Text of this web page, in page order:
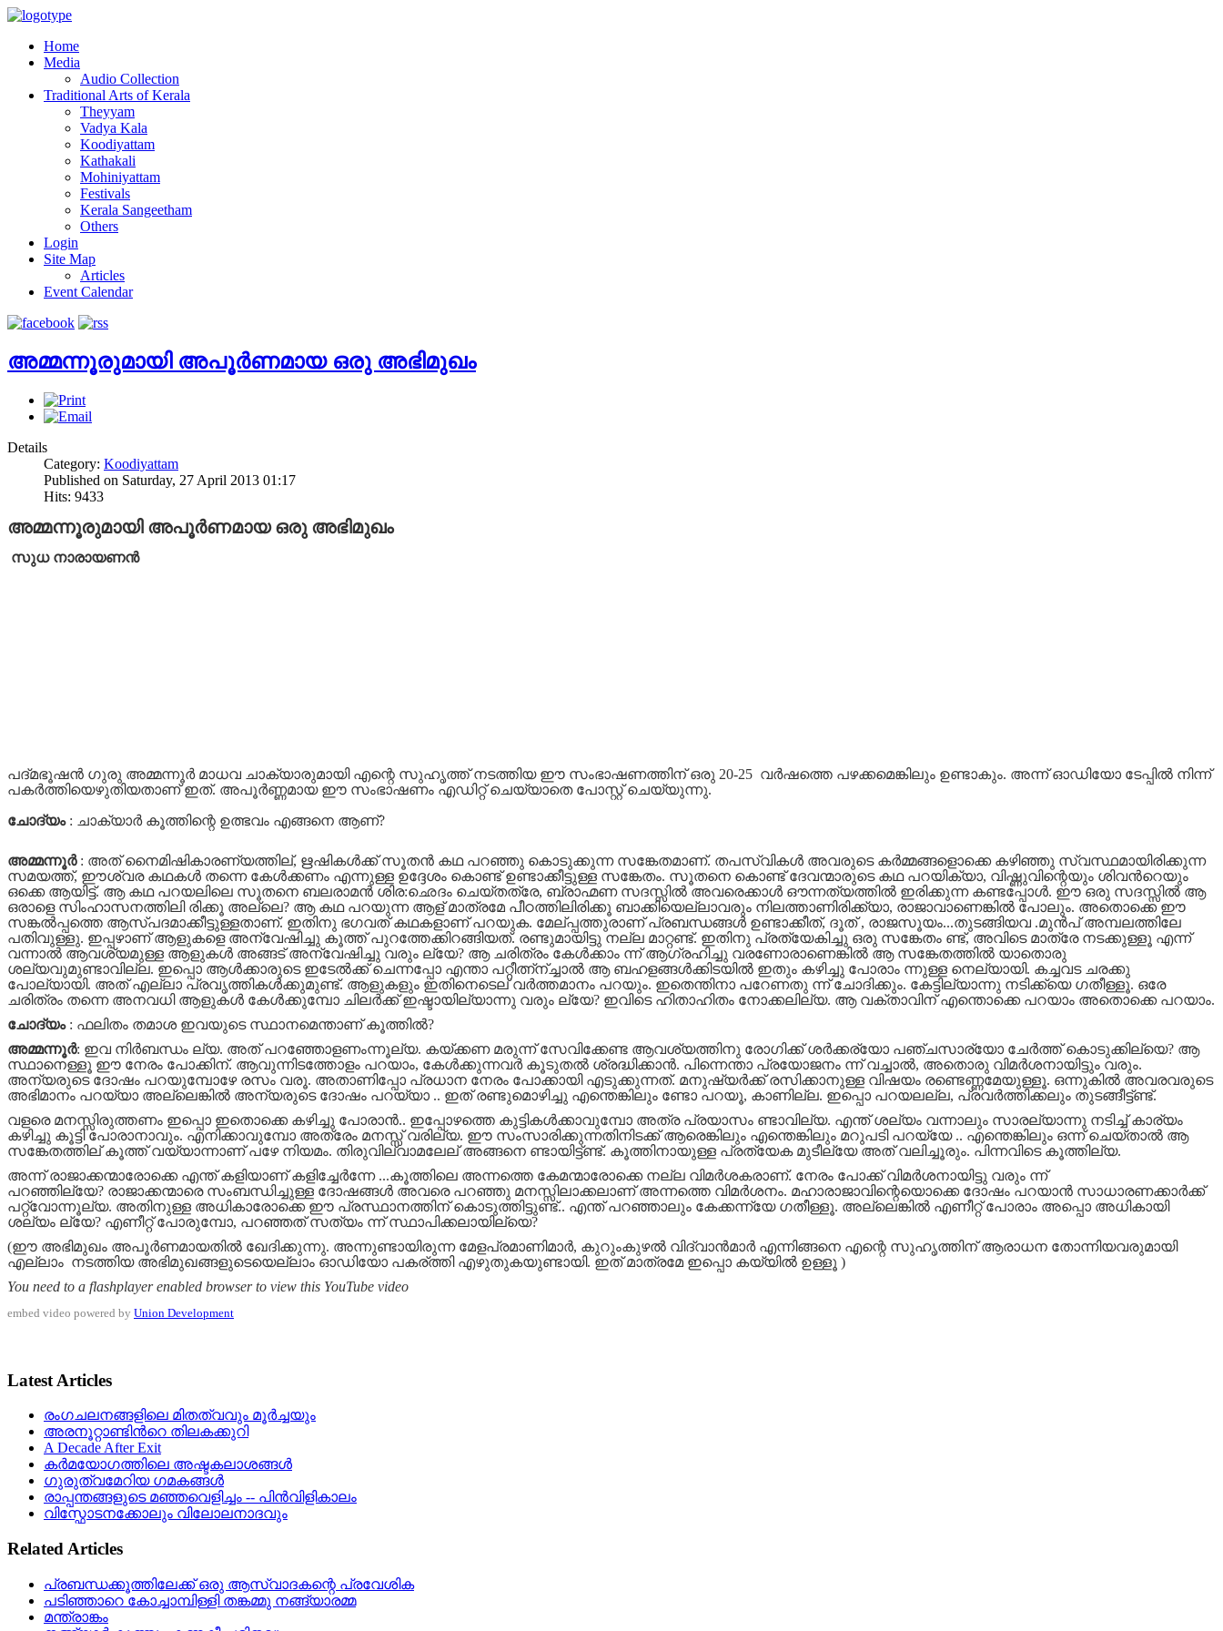
Home
Media
Audio Collection
Traditional Arts of Kerala
Theyyam
Vadya Kala
Koodiyattam
Kathakali
Mohiniyattam
Festivals
Kerala Sangeetham
Others
Login
Site Map
Articles
Event Calendar
അമ്മന്നൂരുമായി അപൂർണമായ ഒരു അഭിമുഖം
Details
Category: Koodiyattam
Published on Saturday, 27 April 2013 01:17
Hits: 9433
അമ്മന്നൂരുമായി അപൂർണമായ ഒരു അഭിമുഖം
സുധ നാരായണൻ
പദ്മഭൂഷൻ ഗുരു അമ്മന്നൂര്‍ മാധവ ചാക്യാരുമായി എന്റെ സുഹൃത്ത് നടത്തിയ ഈ സംഭാഷണത്തിന് ഒരു 20-25 വര്‍ഷത്തെ പഴക്കമെങ്കിലും ഉണ്ടാകും. അന്ന്ഓഡിയോ ടേപ്പില്‍ നിന്ന്
പകര്‍ത്തിയെഴുതിയതാണ് ഇത്. അപൂര്‍ണ്ണമായ ഈ സംഭാഷണം എഡിറ്റ്‌ ചെയ്യാതെ പോസ്റ്റ്‌ ചെയ്യുന്നു.
ചോദ്യം: ചാക്യാര്‍ കൂത്തിന്റെ ഉത്ഭവം എങ്ങനെ ആണ്?
അമ്മന്നൂർ: അത് നൈമിഷികാരണ്യത്തില്, ഋഷികള്‍ക്ക് സൂതന്‍ കഥ പറഞ്ഞു കൊടുക്കുന്ന സങ്കേതമാണ്. തപസ്വികള്‍ അവരുടെ കര്‍മ്മങ്ങളൊക്കെ കഴിഞ്ഞു സ്വസ്ഥമായിരിക്കുന്ന
സമയത്ത്, ഈശ്വര കഥകള്‍ തന്നെ കേള്‍ക്കണം എന്നുള്ള ഉദ്ദേശം കൊണ്ട് ഉണ്ടാക്കീട്ടുള്ള സങ്കേതം. സൂതനെ കൊണ്ട് ദേവന്മാരുടെ കഥ പറയിക്യാ, വിഷ്ണുവിന്റെയും ശിവന്‍റെയും
ഒക്കെ ആയിട്ട്. ആ കഥ പറയലിലെ സൂതനെ ബലരാമന്‍ ശിര:ഛെദം ചെയ്തത്രേ, ബ്രാഹ്മണ സദസ്സില്‍ അവരെക്കാള്‍ ഔന്നത്യത്തില്‍ ഇരിക്കുന്ന കണ്ടപ്പോള്‍. ഈ ഒരു സദസ്സില്‍ ആ
ഒരാളെ സിംഹാസനത്തിലി രിക്കൂ അല്ലെ? ആ കഥ പറയുന്ന ആള് മാത്രമേ പീഠത്തിലിരിക്കൂ ബാക്കിയെല്ലാവരും നിലത്താണിരിക്ക്യാ, രാജാവാണെങ്കില്‍ പോലും. അതൊക്കെ ഈ
സങ്കല്‍പ്പത്തെ ആസ്പദമാക്കീട്ടുള്ളതാണ്. ഇതിനു ഭഗവത് കഥകളാണ് പറയുക. മേല്പ്പത്തുരാണ് പ്രബന്ധങ്ങള്‍ ഉണ്ടാക്കീത്‌, ദൂത്, രാജസൂയം...തുടങ്ങിയവ .മുന്‍പ് അമ്പലത്തിലേ
പതിവുള്ളു. ഇപ്പഴാണ് ആളുകളെ അന്വേഷിച്ചു കൂത്ത്‌ പുറത്തേക്കിറങ്ങിയത്. രണ്ടുമായിട്ടു നല്ല മാറ്റണ്ട്. ഇതിനു പ്രത്യേകിച്ചു ഒരു സങ്കേതം ണ്ട്, അവിടെ മാത്രേ നടക്കുള്ളൂ എന്ന്
വന്നാല്‍ ആവശ്യമുള്ള ആളുകള്‍ അങ്ങട് അന്വേഷിച്ചു വരും ല്യേ? ആ ചരിത്രം കേള്‍ക്കാം ന്ന് ആഗ്രഹിച്ചു വരണോരാണെങ്കില്‍ ആ സങ്കേതത്തില്‍ യാതൊരു
ശല്യവുമുണ്ടാവില്ല. ഇപ്പൊ ആള്‍ക്കാരുടെ ഇടേല്‍ക്ക് ചെന്നപ്പോ എന്താ പറ്റീത്ന്ന്ച്ചാല്‍ ആ ബഹളങ്ങള്‍ക്കിടയില്‍ ഇതും കഴിച്ചു പോരാം ന്നുള്ള നെല്യായി. കച്ചവട ചരക്കു
പോല്യായി. അത് എല്ലാ പ്രവൃത്തികള്‍ക്കുമുണ്ട്. ആളുകളും ഇതിനെടെല് വര്‍ത്തമാനം പറയും. ഇതെന്തിനാ പറേണതു ന്ന് ചോദിക്കും. കേട്ടില്യാന്നു നടിക്ക്യെ ഗതീള്ളൂ. ഒരേ
ചരിത്രം തന്നെ അനവധി ആളുകള്‍ കേള്‍ക്കുമ്പോ ചിലര്‍ക്ക് ഇഷ്ടായില്യാന്നു വരും ല്യേ? ഇവിടെ ഹിതാഹിതം നോക്കലില്യ. ആ വക്താവിന് എന്തൊക്കെ പറയാം അതൊക്കെ പറയാം.
ചോദ്യം: ഫലിതം തമാശ ഇവയുടെ സ്ഥാനമെന്താണ് കൂത്തില്‍?
അമ്മന്നൂർ: ഇവ നിര്‍ബന്ധം ല്യ. അത് പറഞ്ഞോളണംന്നൂല്യ. കയ്ക്കണ മരുന്ന് സേവിക്കേണ്ട ആവശ്യത്തിനു രോഗിക്ക് ശര്‍ക്കര്യോ പഞ്ചസാര്യോ ചേര്‍ത്ത് കൊടുക്കില്യെ? ആ
സ്ഥാനെള്ളൂ ഈ നേരം പോക്കിന്. ആവുന്നിടത്തോളം പറയാം, കേള്‍ക്കുന്നവര്‍ കൂടുതല്‍ ശ്രദ്ധിക്കാന്‍. പിന്നെന്താ പ്രയോജനം ന്ന് വച്ചാല്‍, അതൊരു വിമര്‍ശനായിട്ടും വരും.
അന്യരുടെ ദോഷം പറയുമ്പോഴേ രസം വരൂ. അതാണിപ്പോ പ്രധാന നേരം പോക്കായി എടുക്കുന്നത്. മനുഷ്യര്‍ക്ക്‌ രസിക്കാനുള്ള വിഷയം രണ്ടെണ്ണമേയുള്ളൂ. ഒന്നുകില്‍ അവരവരുടെ
അഭിമാനം പറയ്യാ അല്ലെങ്കില്‍ അന്യരുടെ ദോഷം പറയ്യാ .. ഇത് രണ്ടുമൊഴിച്ചു എന്തെങ്കിലും ണ്ടോ പറയൂ, കാണില്ല. ഇപ്പൊ പറയലല്ല, പ്രവര്‍ത്തിക്കലും തുടങ്ങീട്ട്ണ്ട്.
വളരെ മനസ്സിരുത്തണം ഇപ്പൊ ഇതൊക്കെ കഴിച്ചു പോരാന്‍.. ഇപ്പോഴത്തെ കുട്ടികള്‍ക്കാവുമ്പോ അത്ര പ്രയാസം ണ്ടാവില്യ. എന്ത് ശല്യം വന്നാലും സാരല്യാന്നു നടിച്ച് കാര്യം
കഴിച്ചു കൂട്ടി പോരാനാവും. എനിക്കാവുമ്പോ അത്രേം മനസ്സ് വരില്യ. ഈ സംസാരിക്കുന്നതിനിടക്ക് ആരെങ്കിലും എന്തെങ്കിലും മറുപടി പറയ്യേ .. എന്തെങ്കിലും ഒന്ന് ചെയ്താല്‍ ആ
സങ്കേതത്തില് കൂത്ത് വയ്യാന്നാണ് പഴേ നിയമം. തിരുവില്വാമലേല് അങ്ങനെ ണ്ടായിട്ട്ണ്ട്. കൂത്തിനായുള്ള പ്രത്യേക മുടീല്യേ അത് വലിച്ചൂരും. പിന്നവിടെ കൂത്തില്യ.
അന്ന് രാജാക്കന്മാരോക്കെ എന്ത് കളിയാണ് കളിച്ചേര്‍ന്നേ ...കൂത്തിലെ അന്നത്തെ കേമന്മാരോക്കെ നല്ല വിമര്‍ശകരാണ്. നേരം പോക്ക് വിമര്‍ശനായിട്ടു വരും ന്ന്
പറഞ്ഞില്യേ? രാജാക്കന്മാരെ സംബന്ധിച്ചുള്ള ദോഷങ്ങള്‍ അവരെ പറഞ്ഞു മനസ്സിലാക്കലാണ് അന്നത്തെ വിമര്‍ശനം. മഹാരാജാവിന്റെയൊക്കെ ദോഷം പറയാന്‍ സാധാരണക്കാര്‍ക്ക്
പറ്റ്വോന്നൂല്യ. അതിനുള്ള അധികാരോക്കെ ഈ പ്രസ്ഥാനത്തിന് കൊടുത്തിട്ടുണ്ട്‌.. എന്ത് പറഞ്ഞാലും കേക്കന്ന്യേ ഗതീള്ളൂ. അല്ലെങ്കില്‍ എണീറ്റ്‌ പോരാം അപ്പൊ അധികായി
ശല്യം ല്യേ? എണീറ്റ്‌ പോരുമ്പോ, പറഞ്ഞത് സത്യം ന്ന് സ്ഥാപിക്കലായില്യെ?
(ഈ അഭിമുഖം അപൂർണമായതിൽ ഖേദിക്കുന്നു. അന്നുണ്ടായിരുന്ന മേളപ്രമാണിമാർ, കുറുംകുഴൽ വിദ്വാൻമാർ എന്നിങ്ങനെ എന്റെ സുഹൃത്തിന് ആരാധന തോന്നിയവരുമായി
എല്ലാം നടത്തിയ അഭിമുഖങ്ങളുടെയെല്ലാം ഓഡിയോ പകര്ത്തി എഴുതുകയുണ്ടായി. ഇത് മാത്രമേ ഇപ്പൊ കയ്യിൽ ഉള്ളൂ )
You need to a flashplayer enabled browser to view this YouTube video
embed video powered by Union Development
Latest Articles
രംഗചലനങ്ങളിലെ മിതത്വവും മൂർച്ചയും
അരനൂറ്റാണ്ടിൻറെ തിലകക്കുറി
A Decade After Exit
കർമയോഗത്തിലെ അഷ്ടകലാശങ്ങൾ
ഗുരുത്വമേറിയ ഗമകങ്ങൾ
രാപ്പന്തങ്ങളുടെ മഞ്ഞവെളിച്ചം -- പിൻവിളികാലം
വിസ്ഫോടനക്കോലും വിലോലനാദവും
Related Articles
പ്രബന്ധക്കൂത്തിലേക്ക് ഒരു ആസ്വാദകന്റെ പ്രവേശിക
പടിഞ്ഞാറെ കോച്ചാമ്പിള്ളി തങ്കമ്മു നങ്ങ്യാരമ്മ
മന്ത്രാങ്കം